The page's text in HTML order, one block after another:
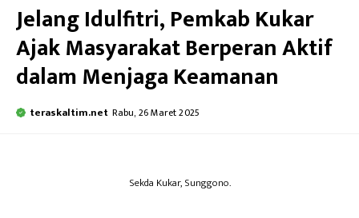
Jelang Idulfitri, Pemkab Kukar
Ajak Masyarakat Berperan Aktif
dalam Menjaga Keamanan
teraskaltim.net Rabu, 26 Maret 2025
Sekda Kukar, Sunggono.